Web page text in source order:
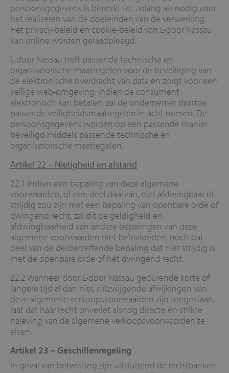
persoonsgegevens is beperkt tot zolang als nodig voor
het realiseren van de doeleinden van de verwerking.
Het privacy-beleid en cookie-beleid van L-door Nassau
kan online worden geraadpleegd.
L-door Nassau treft passende technische en
organisatorische maatregelen voor de beveiliging van
de elektronische overdracht van data en zorgt voor een
veilige web-omgeving. Indien de consument
elektronisch kan betalen, zal de ondernemer daartoe
passende veiligheidsmaatregelen in acht nemen. De
persoonsgegevens worden op een passende manier
beveiligd middels passende technische en
organisatorische maatregelen.
Artikel 22 – Nietigheid en afstand
22.1 Indien een bepaling van deze algemene
voorwaarden, of een deel daarvan, niet afdwingbaar of
strijdig zou zijn met een bepaling van openbare orde of
dwingend recht, zal dit de geldigheid en
afdwingbaarheid van andere bepalingen van deze
algemene voorwaarden niet beïnvloeden, noch dat
deel van de desbetreffende bepaling dat niet strijdig is
met de openbare orde of het dwingend recht.
22.2 Wanneer door L-door Nassau gedurende korte of
langere tijd al dan niet stilzwijgende afwijkingen van
deze algemene verkoopsvoorwaarden zijn toegestaan,
laat dat haar recht onverlet alsnog directe en strikte
naleving van de algemene verkoopsvoorwaarden te
eisen.
Artikel 23 – Geschillenregeling
In geval van betwisting zijn uitsluitend de rechtbanken